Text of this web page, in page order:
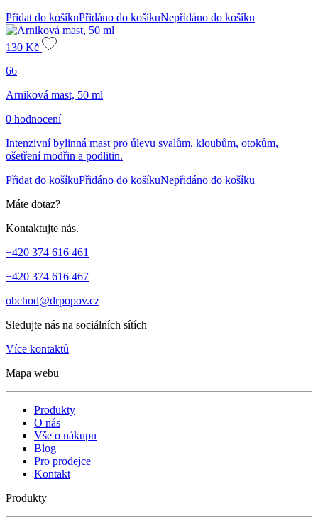
Přidat do košíkuPřidáno do košíkuNepřidáno do košíku
130 Kč
66
Arniková mast, 50 ml
0 hodnocení
Intenzivní bylinná mast pro úlevu svalům, kloubům, otokům,
ošetření modřin a podlitin.
Přidat do košíkuPřidáno do košíkuNepřidáno do košíku
Máte dotaz?
Kontaktujte nás.
+420 374 616 461
+420 374 616 467
obchod@drpopov.cz
Sledujte nás na sociálních sítích
Více kontaktů
Mapa webu
Produkty
O nás
Vše o nákupu
Blog
Pro prodejce
Kontakt
Produkty